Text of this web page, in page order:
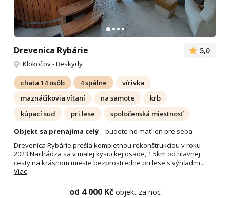
Drevenica Rybárie 5,0
Klokočov-Beskydy
chata 14 osôb 4 spálne
vírivka
maznáčikovia vítaní
na samote
krb
kúpací sud
pri lese
spoločenská miestnosť
Objekt sa prenajíma celý– budete ho mať len pre seba
Drevenica Rybárie prešla kompletnou rekonštrukciou v roku
2023.Nachádza sa v malej kysuckej osade, 1,5km od hlavnej
cesty na krásnom mieste bezprostredne pri lese s výhľadmi...
Viac
od 4 000 Kč objekt za noc